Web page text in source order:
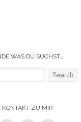
WAS DU SUCHST…
KONTAKT ZU MIR